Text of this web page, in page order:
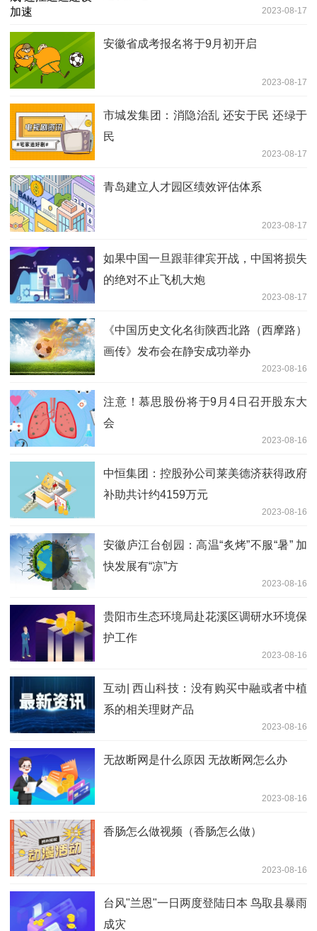
2023-08-17
安徽省成考报名将于9月初开启
2023-08-17
市城发集团：消隐治乱 还安于民 还绿于
民
2023-08-17
青岛建立人才园区绩效评估体系
2023-08-17
如果中国一旦跟菲律宾开战，中国将损失
的绝对不止飞机大炮
2023-08-17
《中国历史文化名街陕西北路（西摩路）
画传》发布会在静安成功举办
2023-08-16
注意！慕思股份将于9月4日召开股东大
会
2023-08-16
中恒集团：控股孙公司莱美德济获得政府
补助共计约4159万元
2023-08-16
安徽庐江台创园：高温“炙烤”不服“暑” 加
快发展有“凉”方
2023-08-16
贵阳市生态环境局赴花溪区调研水环境保
护工作
2023-08-16
互动| 西山科技：没有购买中融或者中植
系的相关理财产品
2023-08-16
无故断网是什么原因 无故断网怎么办
2023-08-16
香肠怎么做视频（香肠怎么做）
2023-08-16
台风"兰恩"一日两度登陆日本 鸟取县暴雨
成灾